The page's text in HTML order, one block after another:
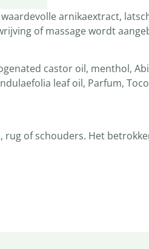
arnikaextract,
of massage wordt
castor oil, menthol,
leaf oil, Parfum,
of schouders. Het